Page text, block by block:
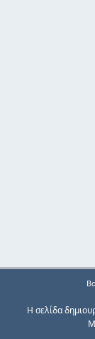
Η σελίδα